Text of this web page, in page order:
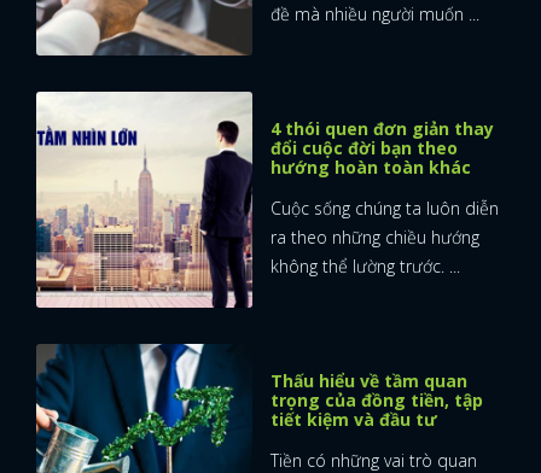
đề mà nhiều người muốn ...
4 thói quen đơn giản thay
đổi cuộc đời bạn theo
hướng hoàn toàn khác
Cuộc sống chúng ta luôn diễn
ra theo những chiều hướng
không thể lường trước. ...
Thấu hiểu về tầm quan
trọng của đồng tiền, tập
tiết kiệm và đầu tư
Tiền có những vai trò quan